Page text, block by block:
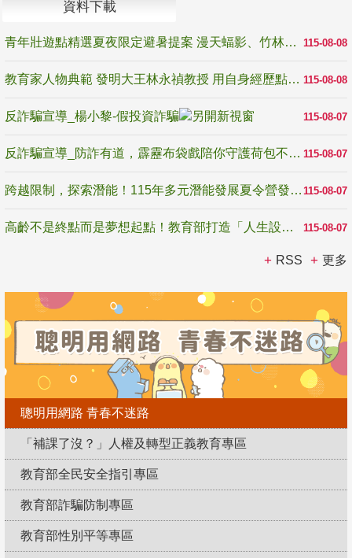
資料下載
115-08-08
青年壯遊點精選夏夜限定避暑提案 漫天蝠影、竹林尋蛙、茶香夜觀 邀青年暮色出發
115-08-08
教育家人物典範 發明大王林永禎教授 用自身經歷點亮學生的路
115-08-07
反詐騙宣導_楊小黎-假投資詐騙
115-08-07
反詐騙宣導_防詐有道，霹靂布袋戲陪你守護荷包不受騙
115-08-07
跨越限制，探索潛能！115年多元潛能發展夏令營發掘生命無限可能
115-08-07
高齡不是終點而是夢想起點！教育部打造「人生設計夢工場」 參展第3屆高齡健康產業博覽會
RSS 更多
聰明用網路 青春不迷路
「補課了沒？」人權及轉型正義教育專區
教育部全民安全指引專區
教育部詐騙防制專區
教育部性別平等專區